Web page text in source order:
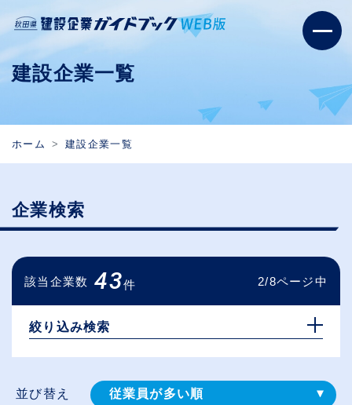
建設企業一覧
ホーム 建設企業一覧
企業検索
該当企業数 43件 2/8ページ中
絞り込み検索
並び替え 従業員が多い順